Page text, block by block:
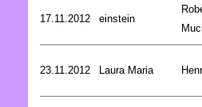
17.11.2012 einstein
23.11.2012 Laura Maria